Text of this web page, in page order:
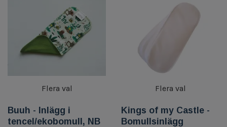
Flera val
Buuh - Inlägg i
tencel/ekobomull, NB
Flera val
Kings of my Castle -
Bomullsinlägg